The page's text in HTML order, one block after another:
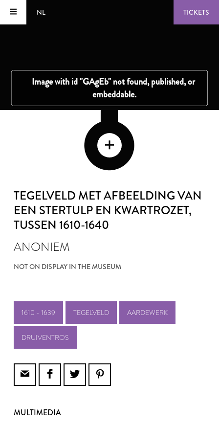
NL TICKETS
TEGELVELD MET AFBEELDING VAN
EEN STERTULP EN KWARTROZET,
TUSSEN 1610-1640
ANONIEM
NOT ON DISPLAY IN THE MUSEUM
1610 - 1639 TEGELVELD AARDEWERK
DRUIVENTROS
MULTIMEDIA